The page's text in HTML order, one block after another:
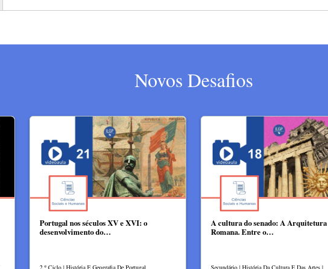
Novos Desafios
Portugal nos séculos XV e XVI: o
desenvolvimento do…
2.º Ciclo | História E Geografia De Portugal
A cultura do senado: A Arquitetura
Romana. Entre o…
Secundário | História Da Cultura E Das Artes |